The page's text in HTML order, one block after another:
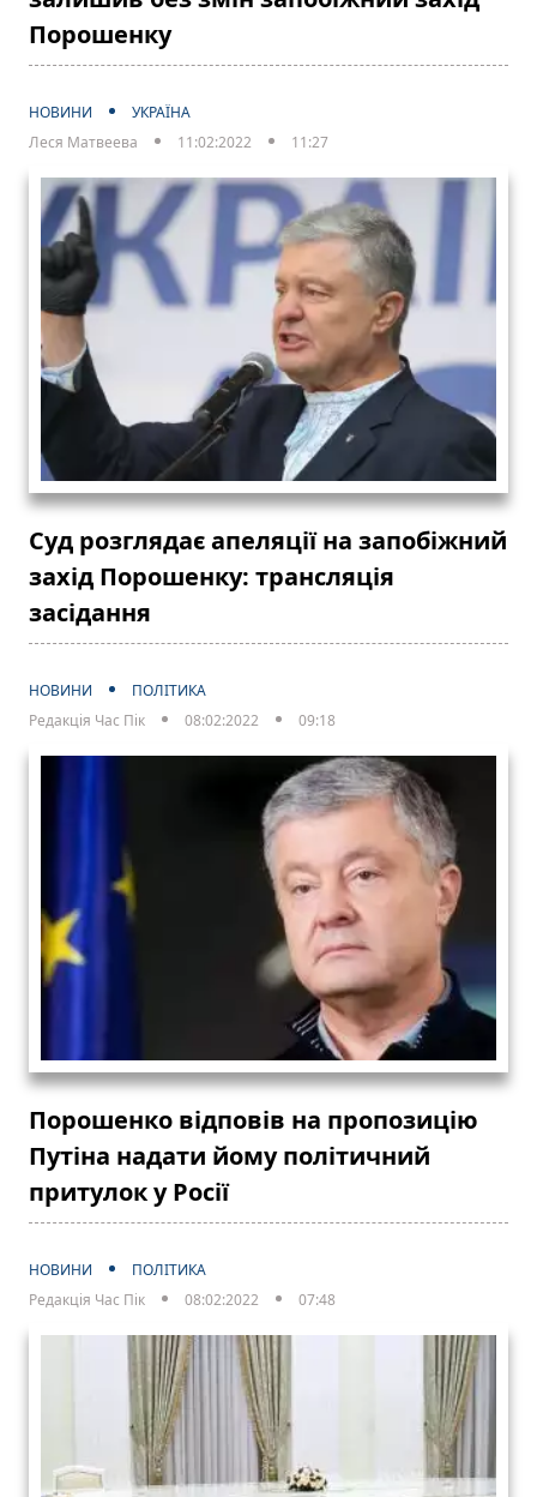
Порошенку
НОВИНИ
УКРАЇНА
Леся Матвеева
11:02:2022 11:27
Суд розглядає апеляції на запобіжний
захід Порошенку: трансляція
засідання
НОВИНИ
ПОЛІТИКА
Редакція Час Пік
08:02:2022 09:18
Порошенко відповів на пропозицію
Путіна надати йому політичний
притулок у Росії
НОВИНИ
ПОЛІТИКА
Редакція Час Пік
08:02:2022 07:48